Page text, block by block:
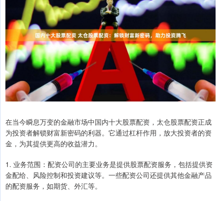
在当今瞬息万变的金融市场中国内十大股票配资，太仓股票配资正成
为投资者解锁财富新密码的利器。它通过杠杆作用，放大投资者的资
金，为其提供更高的收益潜力。
1. 业务范围：配资公司的主要业务是提供股票配资服务，包括提供资
金配给、风险控制和投资建议等。一些配资公司还提供其他金融产品
的配资服务，如期货、外汇等。